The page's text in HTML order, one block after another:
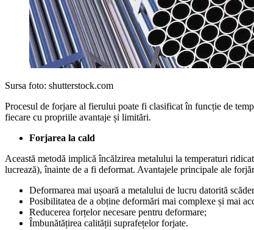
Sursa foto: shutterstock.com
Procesul de forjare al fierului poate fi clasificat în funcție de
fiecare cu propriile avantaje și limitări.
Forjarea la cald
Această metodă implică încălzirea metalului la temperaturi
lucrează), înainte de a fi deformat. Avantajele principale ale
Deformarea mai ușoară a metalului de lucru datorită
Posibilitatea de a obține deformări mai complexe și mai
Reducerea forțelor necesare pentru deformare;
Îmbunătățirea calității suprafețelor forjate.